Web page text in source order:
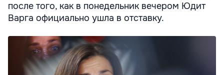
после того, как в понедельник вечером Юдит
Варга официально ушла в отставку.